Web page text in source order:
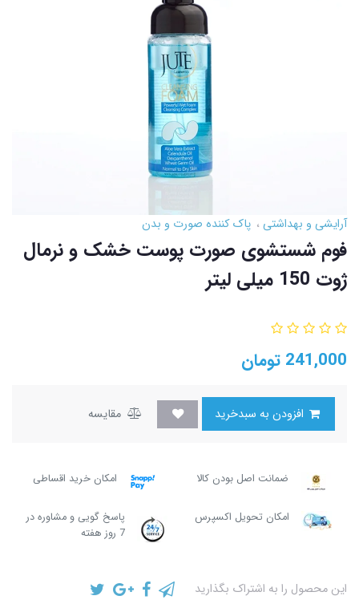
آرایشی و بهداشتی پاک کننده صورت و بدن
فوم شستشوی صورت پوست خشک و نرمال
ژوت 150 میلی لیتر
241,000 تومان
مقایسه
ضمانت اصل بودن کالا امکان خرید اقساطی
امکان تحویل اکسپرس
پاسخ گویی و مشاوره در
7 روز هفته
این محصول را به اشتراک بگذارید